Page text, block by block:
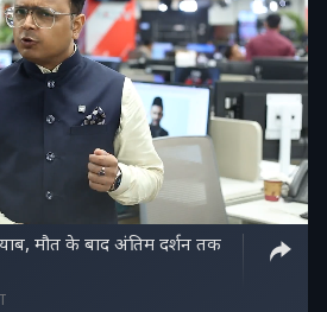
मौत के बाद अंतिम दर्शन तक